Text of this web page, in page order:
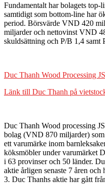
Fundamentalt har bolagets
samtidigt som bottom-line har
period. Börsvärde VND 420
miljarder och nettovinst VND
skuldsättning och P/B 1,4 samt
Duc Thanh Wood Processing
Länk till Duc Thanh på
Duc Thanh Wood processing
bolag (VND 870 miljarder)
ett varumärke inom
köksmöbler under varumärket
i 63 provinser och 50 länder.
aktie årligen senaste 7 åren
3. Duc Thanhs aktie har gått